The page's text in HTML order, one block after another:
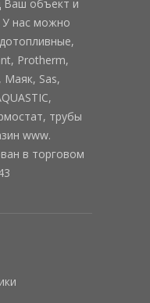
Ваш объект и
У нас можно
Protherm,
Маяк, Sas,
трубы
www.
в торговом